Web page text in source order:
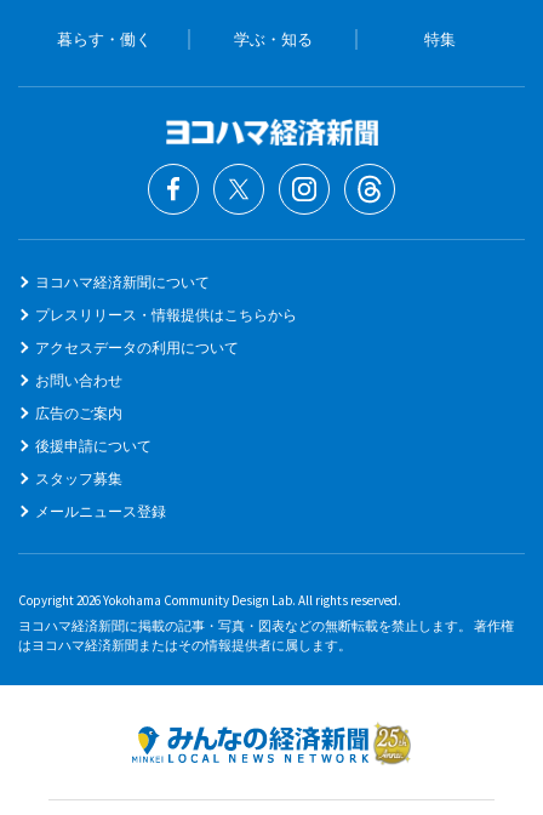
暮らす・働く 学ぶ・知る 特集
ヨコハマ経済新聞について
プレスリリース・情報提供はこちらから
アクセスデータの利用について
お問い合わせ
広告のご案内
後援申請について
スタッフ募集
メールニュース登録
Copyright 2026 Yokohama Community Design Lab. All rights reserved.
ヨコハマ経済新聞に掲載の記事・写真・図表などの無断転載を禁止します。 著作権
はヨコハマ経済新聞またはその情報提供者に属します。